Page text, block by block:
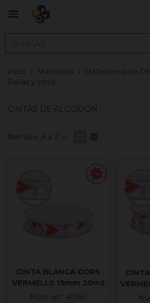
Inicio Materiales Materiales para
Rafias y otros
CINTAS DE ALGODÓN
Nombre, A a Z
CINTA BLANCA CORS
VERMELLS 15mm 20mt
COTO
Núm. art.: 40181